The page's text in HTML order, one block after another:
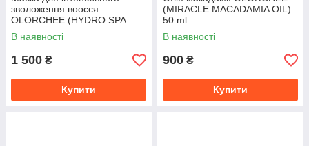
зволоження воосся
OLORCHEE (HYDRO SPA
HAIR TREATMENT) 500 ml
В наявності
1 500 ₴
Купити
(MIRACLE MACADAMIA OIL)
50 ml
В наявності
900 ₴
Купити